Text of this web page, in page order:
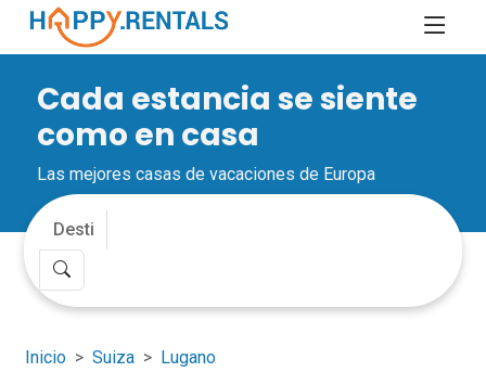
Cada estancia se siente
como en casa
Las mejores casas de vacaciones de Europa
Inicio Suiza
Lugano